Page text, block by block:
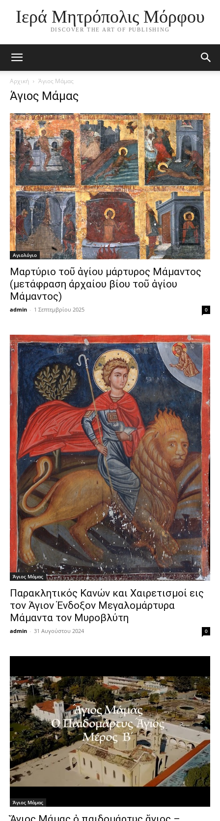
Ιερά Μητρόπολις Μόρφου
DISCOVER THE ART OF PUBLISHING
Αρχική Άγιος Μάμας
Άγιος Μάμας
Αγιολόγιο
Μαρτύριο τοῦ ἁγίου μάρτυρος Μάμαντος
(μετάφραση ἀρχαίου βίου τοῦ ἁγίου
Μάμαντος)
admin - 1 Σεπτεμβρίου 2025 0
Άγιος Μάμας
Παρακλητικός Κανών και Χαιρετισμοί εις
τον Άγιον Ένδοξον Μεγαλομάρτυρα
Μάμαντα τον Μυροβλύτη
admin - 31 Αυγούστου 2024 0
Άγιος Μάμας